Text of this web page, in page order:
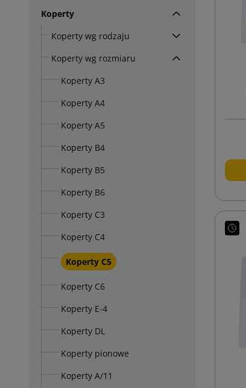
Koperty
Koperty wg rodzaju
Koperty wg rozmiaru
Koperty A3
Koperty A4
Koperty A5
Koperty B4
Koperty B5
Koperty B6
Koperty C3
Koperty C4
Koperty C5
Koperty C6
Koperty E-4
Koperty DL
Koperty pionowe
Koperty A/11